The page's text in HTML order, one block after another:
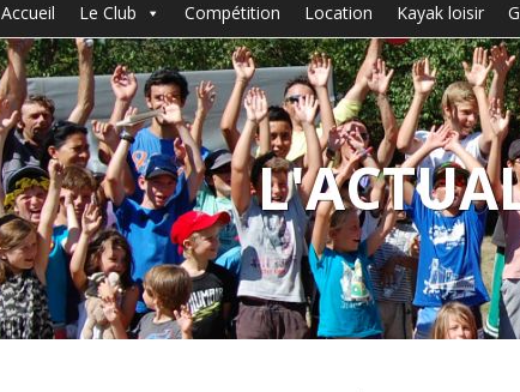
Accueil Le Club Compétition Location Kayak loisir